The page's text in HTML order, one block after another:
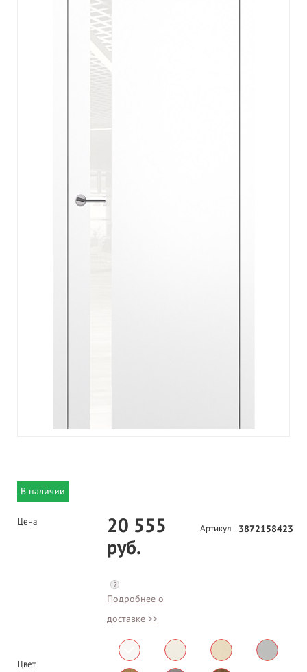
В наличии
Цена
20 555
руб.
?
Подробнее о
доставке >>
Артикул 3872158423
Цвет